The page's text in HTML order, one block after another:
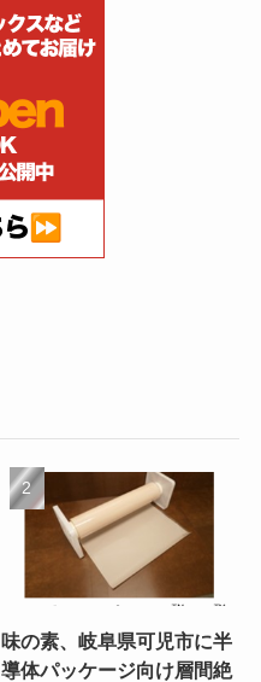
味の素、岐阜県可児市に半
導体パッケージ向け層間絶